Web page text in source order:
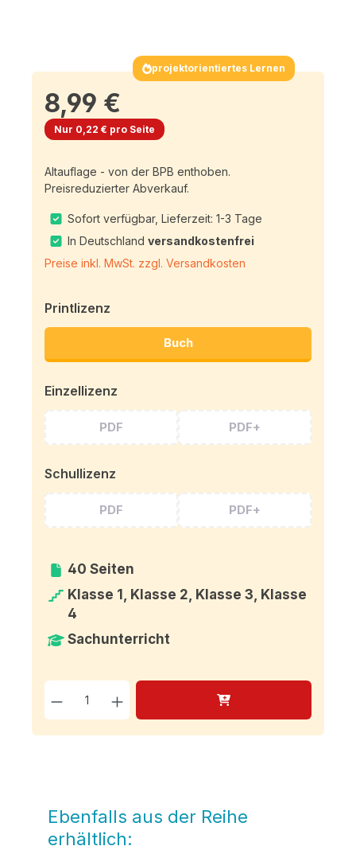
projektorientiertes Lernen
8,99 €
Nur 0,22 € pro Seite
Altauflage - von der BPB enthoben.
Preisreduzierter Abverkauf.
Sofort verfügbar, Lieferzeit: 1-3 Tage
In Deutschlandversandkostenfrei
Preise inkl. MwSt. zzgl. Versandkosten
Printlizenz
Buch
Einzellizenz
PDF PDF+
Schullizenz
PDF PDF+
40 Seiten
Klasse 1, Klasse 2, Klasse 3, Klasse
4
Sachunterricht
Produkt Anzahl: Gib den
Produktgalerie überspringen
Ebenfalls aus der Reihe
erhältlich: